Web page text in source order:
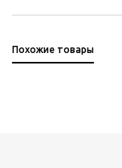
Похожие товары